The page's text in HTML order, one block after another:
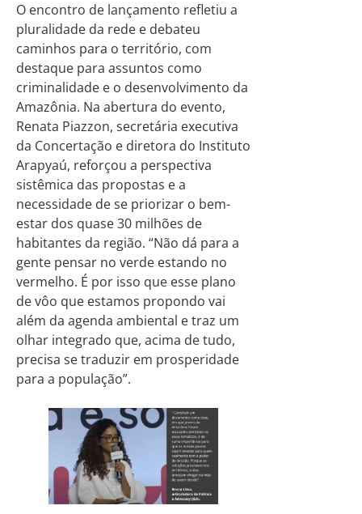
O encontro de lançamento refletiu a
pluralidade da rede e debateu
caminhos para o território, com
destaque para assuntos como
criminalidade e o desenvolvimento da
Amazônia. Na abertura do evento,
Renata Piazzon, secretária executiva
da Concertação e diretora do Instituto
Arapyaú, reforçou a perspectiva
sistêmica das propostas e a
necessidade de se priorizar o bem-
estar dos quase 30 milhões de
habitantes da região. “Não dá para a
gente pensar no verde estando no
vermelho. É por isso que esse plano
de vôo que estamos propondo vai
além da agenda ambiental e traz um
olhar integrado que, acima de tudo,
precisa se traduzir em prosperidade
para a população”.